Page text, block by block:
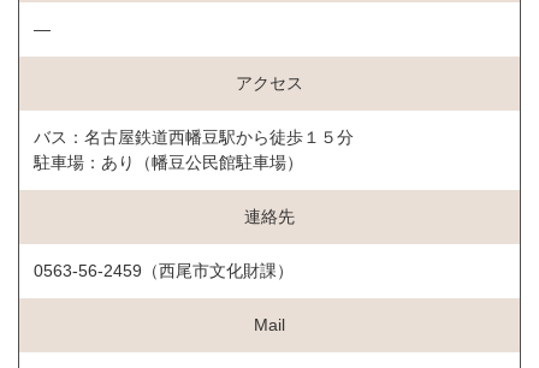
―
アクセス
バス：名古屋鉄道西幡豆駅から徒歩１５分
駐車場：あり（幡豆公民館駐車場）
連絡先
0563-56-2459（西尾市文化財課）
Mail